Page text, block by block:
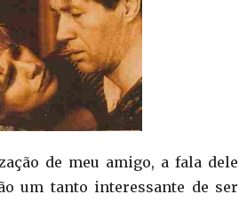
de meu amigo, a fala dele
um tanto interessante de ser